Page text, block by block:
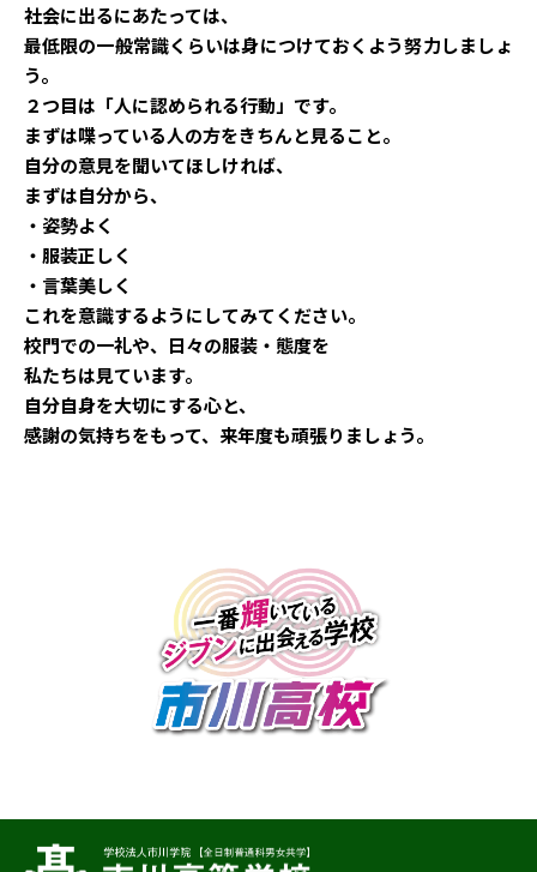
社会に出るにあたっては、
最低限の一般常識くらいは身につけておくよう努力しましょ
う。
２つ目は「人に認められる行動」です。
まずは喋っている人の方をきちんと見ること。
自分の意見を聞いてほしければ、
まずは自分から、
・姿勢よく
・服装正しく
・言葉美しく
これを意識するようにしてみてください。
校門での一礼や、日々の服装・態度を
私たちは見ています。
自分自身を大切にする心と、
感謝の気持ちをもって、来年度も頑張りましょう。